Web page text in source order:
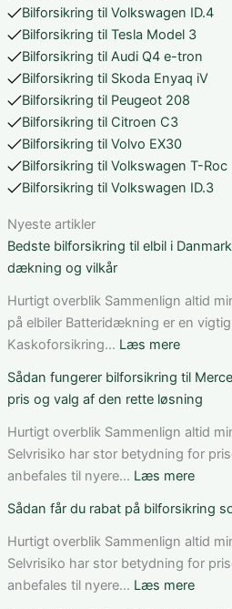
Bilforsikring til Volkswagen ID.4
Bilforsikring til Tesla Model 3
Bilforsikring til Audi Q4 e-tron
Bilforsikring til Skoda Enyaq iV
Bilforsikring til Peugeot 208
Bilforsikring til Citroen C3
Bilforsikring til Volvo EX30
Bilforsikring til Volkswagen T-Roc
Bilforsikring til Volkswagen ID.3
Nyeste artikler
Bedste bilforsikring til elbil i
dækning og vilkår
Hurtigt overblik Sammenlign altid
på elbiler Batteridækning er en
Kaskoforsikring… Læs mere:
til
elbil
i
Danmark:
vurderer
du
pris,
dækning
Sådan fungerer bilforsikring til
pris og valg af den rette løsning
Hurtigt overblik Sammenlign altid
Selvrisiko har stor betydning for
anbefales til nyere… Læs mere:
til
Sådan får du rabat på bilforsikring
Hurtigt overblik Sammenlign altid
Selvrisiko har stor betydning for
anbefales til nyere… Læs mere: